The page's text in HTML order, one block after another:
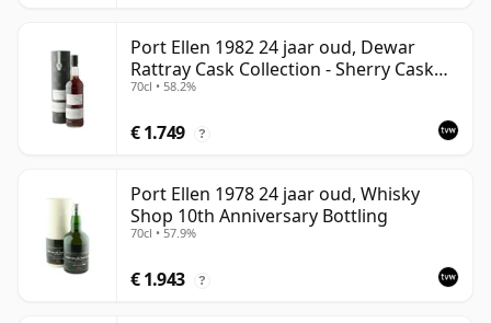
Port Ellen 1982 24 jaar oud, Dewar
Rattray Cask Collection - Sherry Cask
#2463
70cl • 58.2%
€ 1.749 ?
Port Ellen 1978 24 jaar oud, Whisky
Shop 10th Anniversary Bottling
70cl • 57.9%
€ 1.943 ?